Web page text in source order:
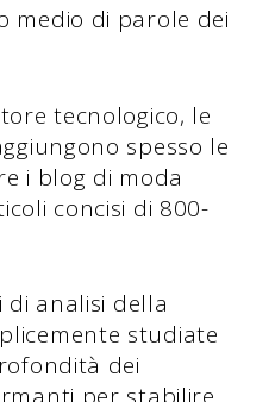
medio di parole dei
tecnologico, le
spesso le
i blog di moda
concisi di 800-
analisi della
studiate
dei